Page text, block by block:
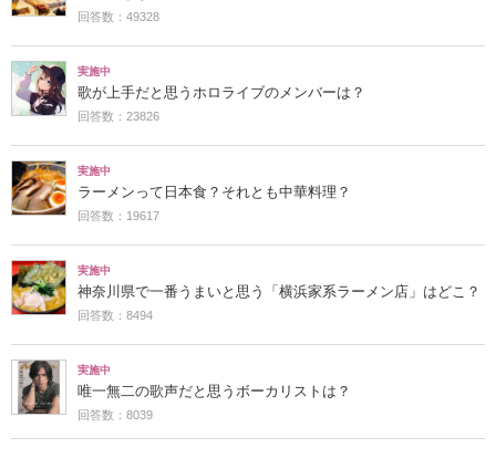
回答数：49328
実施中
歌が上手だと思うホロライブのメンバーは？
回答数：23826
実施中
ラーメンって日本食？それとも中華料理？
回答数：19617
実施中
神奈川県で一番うまいと思う「横浜家系ラーメン店」はどこ？
回答数：8494
実施中
唯一無二の歌声だと思うボーカリストは？
回答数：8039